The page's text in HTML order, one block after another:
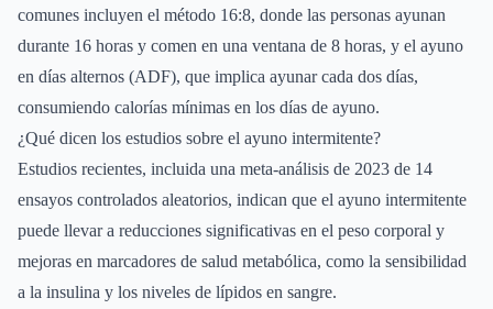
comunes incluyen el método 16:8, donde las personas ayunan
durante 16 horas y comen en una ventana de 8 horas, y el ayuno
en días alternos (ADF), que implica ayunar cada dos días,
consumiendo calorías mínimas en los días de ayuno.
¿Qué dicen los estudios sobre el ayuno intermitente?
Estudios recientes, incluida una meta-análisis de 2023 de 14
ensayos controlados aleatorios, indican que el ayuno intermitente
puede llevar a reducciones significativas en el peso corporal y
mejoras en marcadores de salud metabólica, como la sensibilidad
a la insulina y los niveles de lípidos en sangre.